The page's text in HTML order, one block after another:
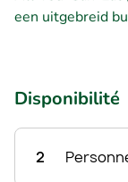
een uitgebreid
Disponibilité
2